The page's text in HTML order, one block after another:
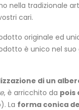
nella tradizionale
cari.
originale ed
è unico nel
di un
, è arricchito da pois
La forma conica